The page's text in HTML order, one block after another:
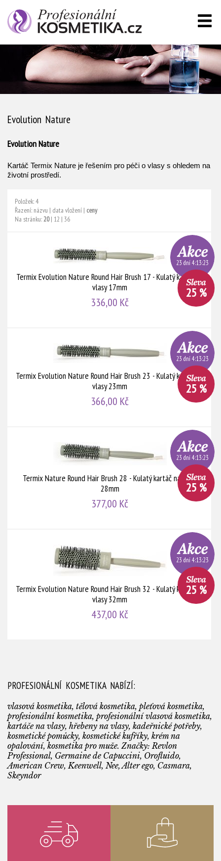
Evolution Nature
Evolution Nature
Kartáč Termix Nature je řešením pro péči o vlasy s ohledem na
životní prostředí.
Položek: 4
Řazení: názvu | data vložení | ceny
Na stránku:20| 12 | 36
Termix Evolution Nature Round Hair Brush 17 - Kulatý kartáč na
vlasy 17mm
336,00 Kč
23 dní 4:13:22
25 %
Termix Evolution Nature Round Hair Brush 23 - Kulatý kartáč na
vlasy 23mm
366,00 Kč
23 dní 4:13:22
25 %
Termix Nature Round Hair Brush 28 - Kulatý kartáč na vlasy
28mm
377,00 Kč
23 dní 4:13:22
25 %
Termix Evolution Nature Round Hair Brush 32 - Kulatý kartáč na
vlasy 32mm
437,00 Kč
23 dní 4:13:22
25 %
PROFESIONÁLNÍ KOSMETIKA NABÍZÍ:
vlasová kosmetika, tělová kosmetika, pleťová kosmetika,
profesionální kosmetika, profesionální vlasová kosmetika,
kartáče na vlasy, hřebeny na vlasy, kadeřnické potřeby,
kosmetické pomůcky, kosmetické kufříky, krém na
opalování, kosmetika pro muže. Značky: Revlon
Professional, Germaine de Capuccini, Orofluido,
American Crew, Keenwell, Nee, Alter ego, Casmara,
Skeyndor